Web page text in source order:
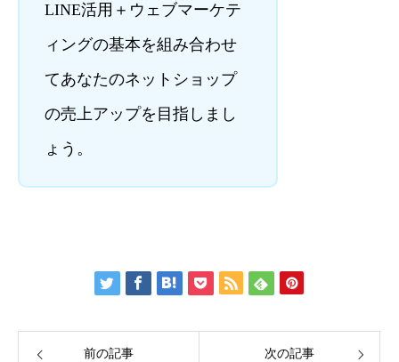
LINE活用＋ウェブマーケテ
ィングの基本を組み合わせ
てあなたのネットショップ
の売上アップを目指しまし
ょう。
前の記事 次の記事